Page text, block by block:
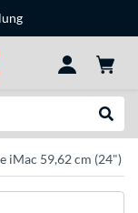
iMac 59,62 cm (24")